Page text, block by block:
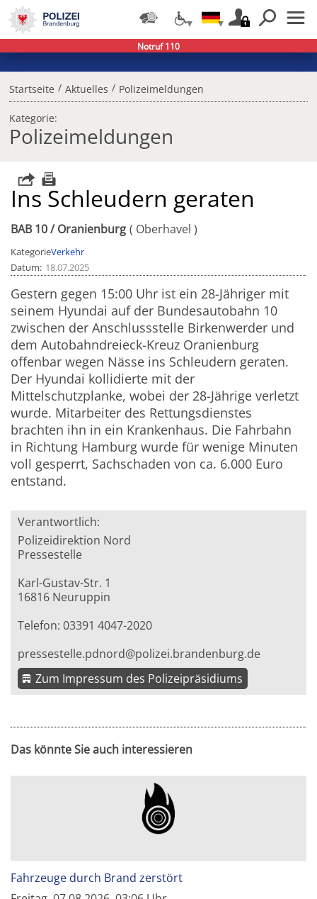
Startseite / Aktuelles / Polizeimeldungen
Kategorie:
Polizeimeldungen
Ins Schleudern geraten
BAB 10 / Oranienburg Oberhavel
KategorieVerkehr
Datum 18.07.2025
Gestern gegen 15:00 Uhr ist ein 28-Jähriger mit
seinem Hyundai auf der Bundesautobahn 10
zwischen der Anschlussstelle Birkenwerder und
dem Autobahndreieck-Kreuz Oranienburg
offenbar wegen Nässe ins Schleudern geraten.
Der Hyundai kollidierte mit der
Mittelschutzplanke, wobei der 28-Jährige verletzt
wurde. Mitarbeiter des Rettungsdienstes
brachten ihn in ein Krankenhaus. Die Fahrbahn
in Richtung Hamburg wurde für wenige Minuten
voll gesperrt, Sachschaden von ca. 6.000 Euro
entstand.
Verantwortlich:
Polizeidirektion Nord
Pressestelle
Karl-Gustav-Str. 1
16816 Neuruppin
Telefon: 03391 4047-2020
pressestelle.pdnord@polizei.brandenburg.de
Zum Impressum des Polizeipräsidiums
Das könnte Sie auch interessieren
Fahrzeuge durch Brand zerstört
Notruf 110